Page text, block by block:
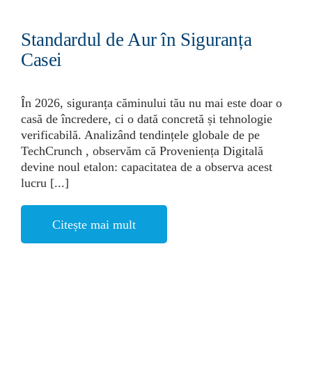
Standardul de Aur în Siguranța
Casei
În 2026, siguranța căminului tău nu mai este doar o
casă de încredere, ci o dată concretă și tehnologie
verificabilă. Analizând tendințele globale de pe
TechCrunch , observăm că Proveniența Digitală
devine noul etalon: capacitatea de a observa acest
lucru [...]
Citește mai mult